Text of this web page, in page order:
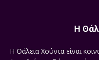
Η
Η Θάλεια Χούντα είναι